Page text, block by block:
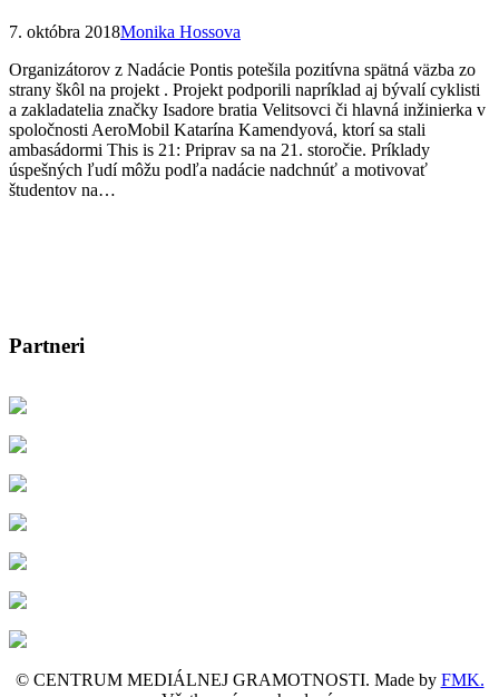
7. októbra 2018Monika Hossova
Organizátorov z Nadácie Pontis potešila pozitívna spätná väzba zo
strany škôl na projekt . Projekt podporili napríklad aj bývalí cyklisti
a zakladatelia značky Isadore bratia Velitsovci či hlavná inžinierka v
spoločnosti AeroMobil Katarína Kamendyová, ktorí sa stali
ambasádormi This is 21: Priprav sa na 21. storočie. Príklady
úspešných ľudí môžu podľa nadácie nadchnúť a motivovať
študentov na…
Partneri
© CENTRUM MEDIÁLNEJ GRAMOTNOSTI. Made by FMK.